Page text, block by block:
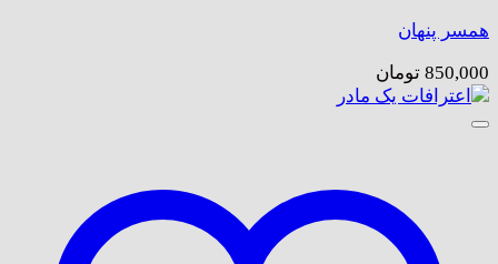
همسر پنهان
850,000 تومان